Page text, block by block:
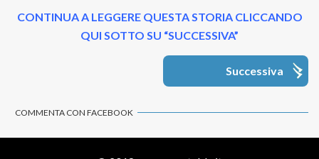
CONTINUA A LEGGERE QUESTA STORIA CLICCANDO
QUI SOTTO SU “SUCCESSIVA”
Successiva
COMMENTA CON FACEBOOK